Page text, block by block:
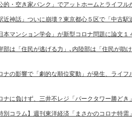
的・空き家バンク」でアットホームとライフル
近神話」ついに崩壊？東京都心５区で「中古駅
本マンション学会」が新型コロナ問題に論文１
部は「住民が逃げる力」､内陸部は「住民が助
ナの影響で「劇的な順位変動」が発生、ライ
ナに負けず、三井不レジ「パークタワー勝どき
別コラム】週刊東洋経済「まさかのコロナ特